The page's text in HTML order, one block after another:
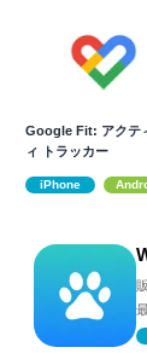
Google Fit: アクテ
ィ トラッカー
iPhone